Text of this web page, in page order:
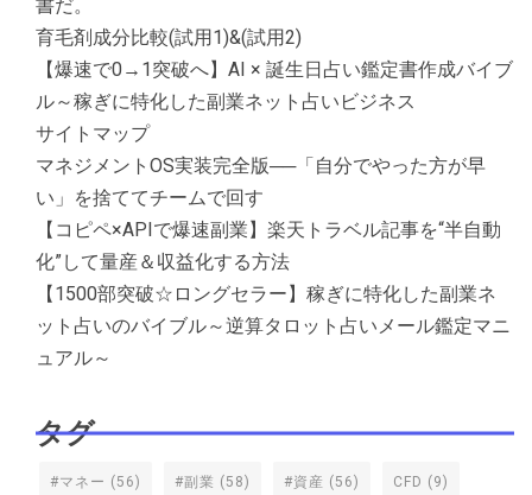
書だ。
育毛剤成分比較(試用1)&(試用2)
【爆速で0→1突破へ】AI × 誕生日占い鑑定書作成バイブ
ル～稼ぎに特化した副業ネット占いビジネス
サイトマップ
マネジメントOS実装完全版──「自分でやった方が早
い」を捨ててチームで回す
【コピペ×APIで爆速副業】楽天トラベル記事を“半自動
化”して量産＆収益化する方法
【1500部突破☆ロングセラー】稼ぎに特化した副業ネ
ット占いのバイブル～逆算タロット占いメール鑑定マニ
ュアル～
タグ
#マネー (56) #副業 (58) #資産 (56) CFD (9)